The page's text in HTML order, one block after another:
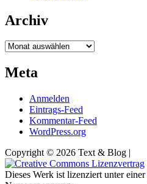
Archiv
Archiv
Meta
Anmelden
Eintrags-Feed
Kommentar-Feed
WordPress.org
Copyright © 2026 Text & Blog |
Dieses Werk ist lizenziert unter einer